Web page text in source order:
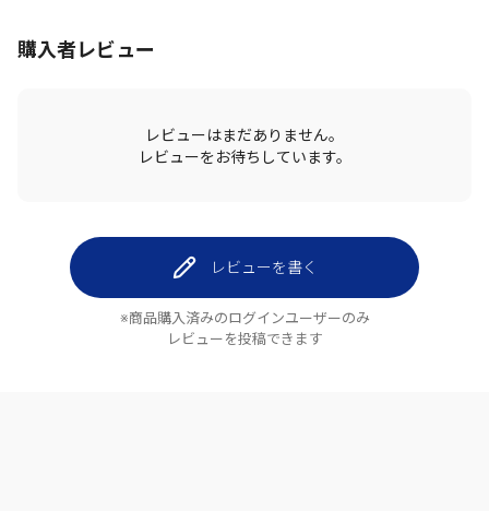
購入者レビュー
レビューはまだありません。
レビューをお待ちしています。
レビューを書く
※商品購入済みのログインユーザーのみ
レビューを投稿できます